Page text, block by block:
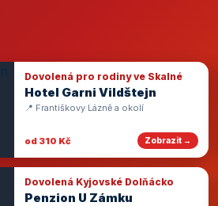
Dovolená pro rodiny ve Skalné
Hotel Garni Vildštejn
📍 Františkovy Lázně a okolí
od 310 Kč Zobrazit →
Dovolená Kyjovské Dolňácko
Penzion U Zámku